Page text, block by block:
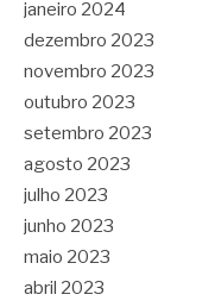
janeiro 2024
dezembro 2023
novembro 2023
outubro 2023
setembro 2023
agosto 2023
julho 2023
junho 2023
maio 2023
abril 2023